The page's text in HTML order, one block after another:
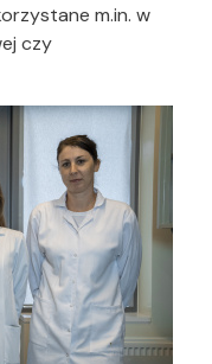
m.in. w
czy